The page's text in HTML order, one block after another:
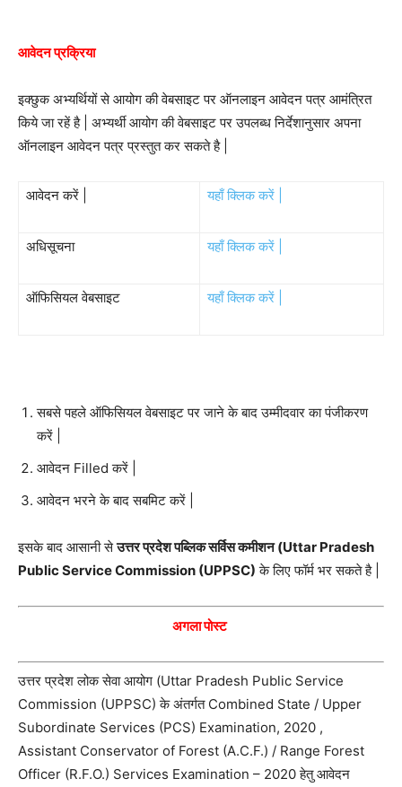
आवेदन प्रक्रिया
इक्छुक अभ्यर्थियों से आयोग की वेबसाइट पर ऑनलाइन आवेदन पत्र आमंत्रित
किये जा रहें है | अभ्यर्थी आयोग की वेबसाइट पर उपलब्ध निर्देशानुसार अपना
ऑनलाइन आवेदन पत्र प्रस्तुत कर सकते है |
आवेदन करें | यहाँ क्लिक करें |
अधिसूचना यहाँ क्लिक करें |
ऑफिसियल वेबसाइट यहाँ क्लिक करें |
सबसे पहले ऑफिसियल वेबसाइट पर जाने के बाद उम्मीदवार का पंजीकरण
करें |
आवेदन Filled करें |
आवेदन भरने के बाद सबमिट करें |
इसके बाद आसानी सेउत्तर प्रदेश पब्लिक सर्विस कमीशन (Uttar Pradesh
Public Service Commission (UPPSC) के लिए फॉर्म भर सकते है |
अगला पोस्ट
उत्तर प्रदेश लोक सेवा आयोग (Uttar Pradesh Public Service
Commission (UPPSC) के अंतर्गत Combined State / Upper
Subordinate Services (PCS) Examination, 2020 ,
Assistant Conservator of Forest (A.C.F.) / Range Forest
Officer (R.F.O.) Services Examination – 2020 हेतु आवेदन